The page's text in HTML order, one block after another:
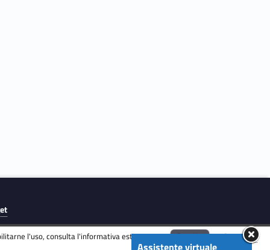
Assistente virtuale
l'uso, consulta l'informativa estesa.ENG Accetta Informativa